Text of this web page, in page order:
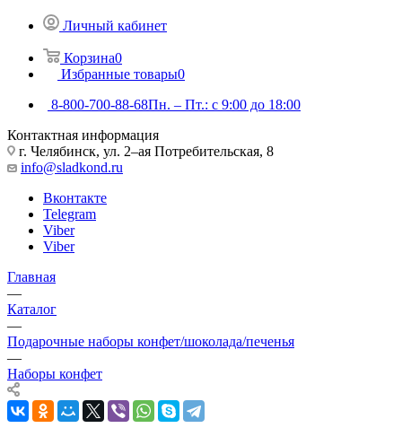
Личный кабинет
Корзина0
Избранные товары0
8-800-700-88-68Пн. – Пт.: с 9:00 до 18:00
Контактная информация
г. Челябинск, ул. 2–ая Потребительская, 8
info@sladkond.ru
Вконтакте
Telegram
Viber
Viber
Главная
—
Каталог
—
Подарочные наборы конфет/шоколада/печенья
—
Наборы конфет